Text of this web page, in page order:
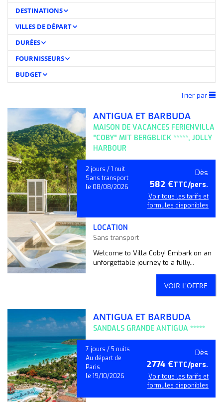
DESTINATIONS
VILLES DE DÉPART
DURÉES
FOURNISSEURS
BUDGET
Trier par
ANTIGUA ET BARBUDA
MAISON DE VACANCES FERIENVILLA
"COBY" MIT BERGBLICK *****, JOLLY
HARBOUR
2 jours / 1 nuit
Sans transport
le 08/08/2026
Dès
582 €TTC/pers.
Voir tous les tarifs et
formules disponibles
LOCATION
Sans transport
Welcome to Villa Coby! Embark on an
unforgettable journey to a fully...
VOIR L'OFFRE
ANTIGUA ET BARBUDA
SANDALS GRANDE ANTIGUA *****
7 jours / 5 nuits
Au départ de
Paris
le 19/10/2026
Dès
2774 €TTC/pers.
Voir tous les tarifs et
formules disponibles